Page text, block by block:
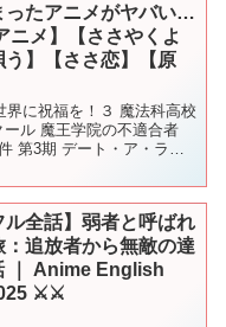
ったアニメがヤバい…
ニメ】【ささやくよ
う】【ささ恋】【原
界に祝福を！３ 魔法科高校
ル 魔王学院の不適合者
第3期 デート・ア・ライ
ル全話】弱者と呼ばれ
：追放者から無敵の達
｜ Anime English
⚔️⚔️